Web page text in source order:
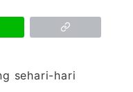
sehari-hari